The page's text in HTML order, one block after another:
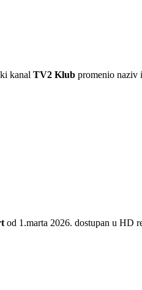
kanal TV2 Klub promenio naziv
od 1.marta 2026. dostupan u HD